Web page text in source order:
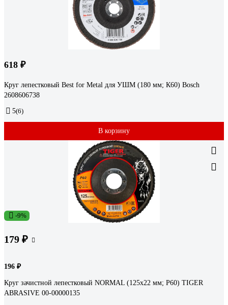
618 ₽
Круг лепестковый Best for Metal для УШМ (180 мм; К60) Bosch
2608606738
5(6)
В корзину
-9%
179 ₽
196 ₽
Круг зачистной лепестковый NORMAL (125х22 мм; P60) TIGER
ABRASIVE 00-00000135